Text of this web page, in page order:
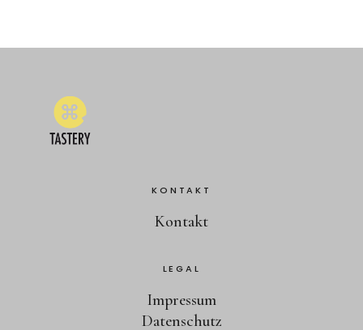
KONTAKT
Kontakt
LEGAL
Impressum
Datenschutz